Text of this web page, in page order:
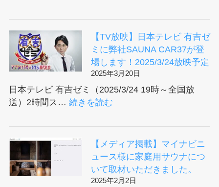
放
映】
日
本
レ
ビ
ミ
内
で
【TV放映】日本テレビ 有吉ゼ
ミに弊社SAUNA CAR37が登
場します！2025/3/24放映予定
2025年3月20日
日本テレビ 有吉ゼミ（2025/3/24 19時～全国放
送）2時間ス… 続きを読む:
放
映】
日
本
テ
【メディア掲載】マイナビニ
ュース様に家庭用サウナにつ
いて取材いただきました。
2025年2月2日